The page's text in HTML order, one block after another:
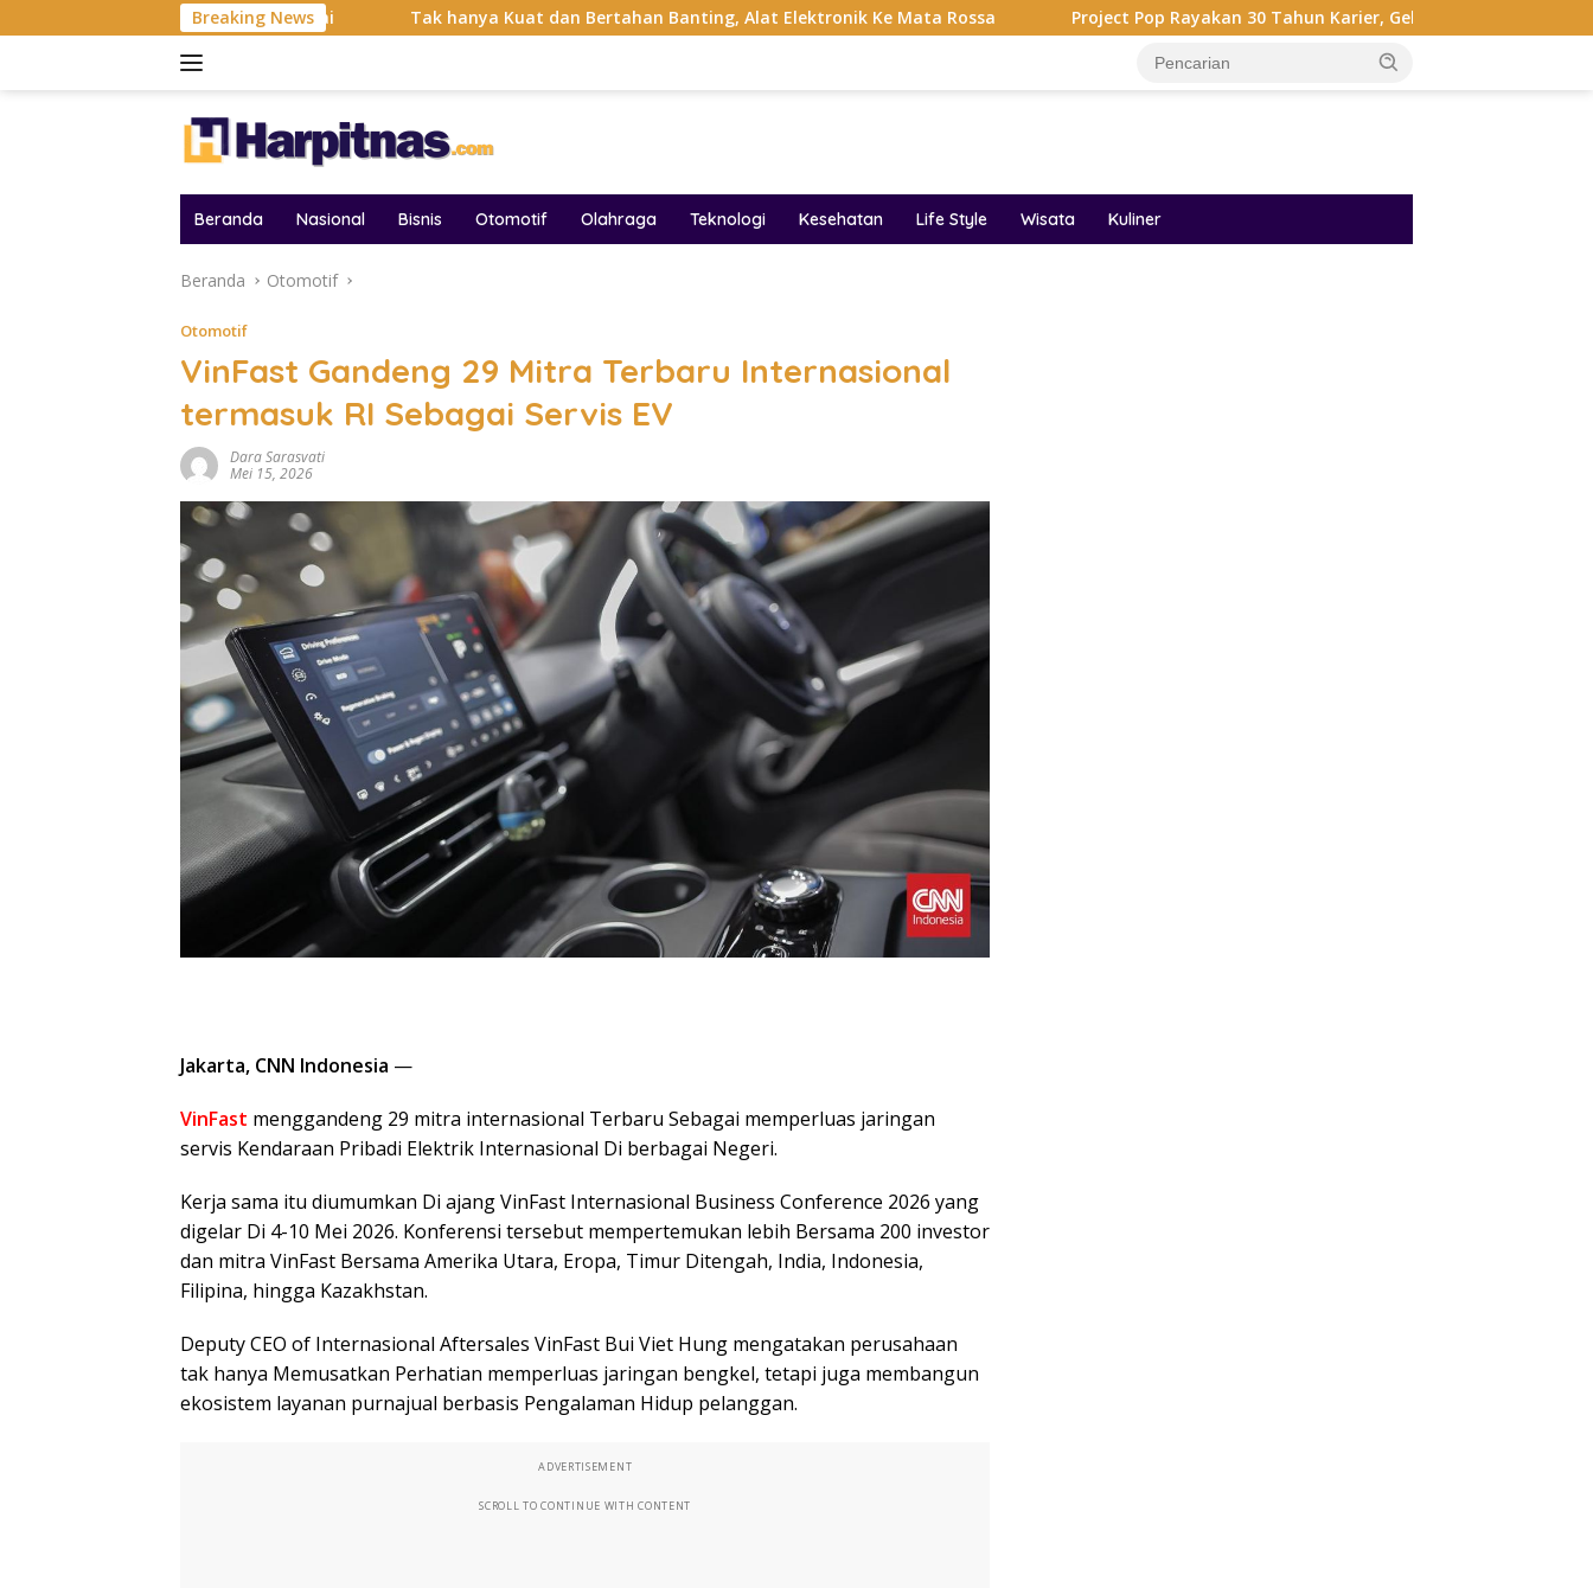
ke
Breaking News
Balas Dendam Dimulai Tak hanya Kuat dan Bertahan Banting, Alat Elektronik Ke Mata Rossa Project Pop Rayakan 30 Tahun Karier, Gelar Pertunjukan Musik Penuh
Beranda Nasional Bisnis Otomotif Olahraga Teknologi Kesehatan Life Style Wisata Kuliner
Beranda Otomotif
Otomotif
VinFast Gandeng 29 Mitra Terbaru Internasional
termasuk RI Sebagai Servis EV
Dara Sarasvati
Mei 15, 2026
Jakarta, CNN Indonesia —
VinFast menggandeng 29 mitra internasional Terbaru Sebagai memperluas jaringan
servis Kendaraan Pribadi Elektrik Internasional Di berbagai Negeri.
Kerja sama itu diumumkan Di ajang VinFast Internasional Business Conference 2026 yang
digelar Di 4-10 Mei 2026. Konferensi tersebut mempertemukan lebih Bersama 200 investor
dan mitra VinFast Bersama Amerika Utara, Eropa, Timur Ditengah, India, Indonesia,
Filipina, hingga Kazakhstan.
Deputy CEO of Internasional Aftersales VinFast Bui Viet Hung mengatakan perusahaan
tak hanya Memusatkan Perhatian memperluas jaringan bengkel, tetapi juga membangun
ekosistem layanan purnajual berbasis Pengalaman Hidup pelanggan.
ADVERTISEMENT
SCROLL TO CONTINUE WITH CONTENT